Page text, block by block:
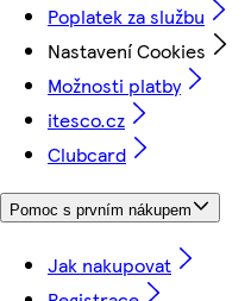
Poplatek za službu
Nastavení Cookies
Možnosti platby
itesco.cz
Clubcard
Pomoc s prvním nákupem
Jak nakupovat